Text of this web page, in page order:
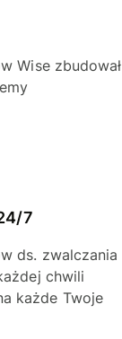
Wise zbudował
7
ds. zwalczania
chwili
każde Twoje